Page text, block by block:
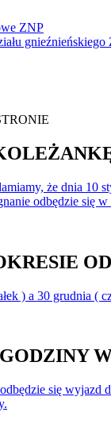
ZNP
gnieźnieńskiego
że dnia 10
odbędzie się
) a 30 grudnia (
się